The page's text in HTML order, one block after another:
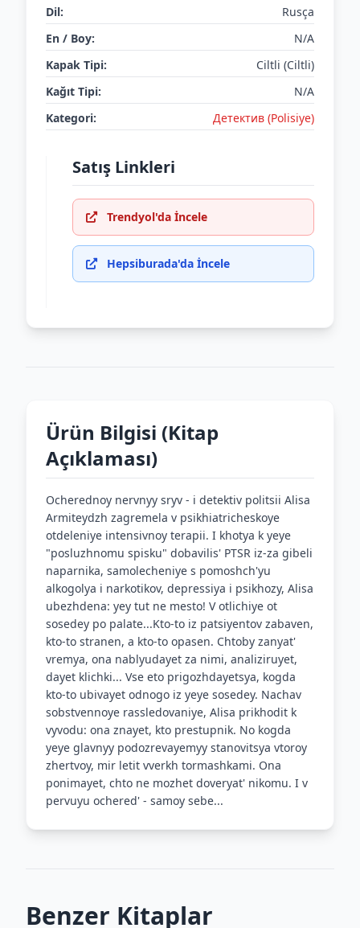
Dil:
Rusça
En / Boy:
N/A
Kapak Tipi:
Ciltli (Ciltli)
Kağıt Tipi:
N/A
Kategori:
Детектив (Polisiye)
Satış Linkleri
Trendyol'da İncele
Hepsiburada'da İncele
Ürün Bilgisi (Kitap
Açıklaması)
Ocherednoy nervnyy sryv - i detektiv politsii Alisa
Armiteydzh zagremela v psikhiatricheskoye
otdeleniye intensivnoy terapii. I khotya k yeye
"posluzhnomu spisku" dobavilis' PTSR iz-za gibeli
naparnika, samolecheniye s pomoshch'yu
alkogolya i narkotikov, depressiya i psikhozy, Alisa
ubezhdena: yey tut ne mesto! V otlichiye ot
sosedey po palate...Kto-to iz patsiyentov zabaven,
kto-to stranen, a kto-to opasen. Chtoby zanyat'
vremya, ona nablyudayet za nimi, analiziruyet,
dayet klichki... Vse eto prigozhdayetsya, kogda
kto-to ubivayet odnogo iz yeye sosedey. Nachav
sobstvennoye rassledovaniye, Alisa prikhodit k
vyvodu: ona znayet, kto prestupnik. No kogda
yeye glavnyy podozrevayemyy stanovitsya vtoroy
zhertvoy, mir letit vverkh tormashkami. Ona
ponimayet, chto ne mozhet doveryat' nikomu. I v
pervuyu ochered' - samoy sebe...
Benzer Kitaplar